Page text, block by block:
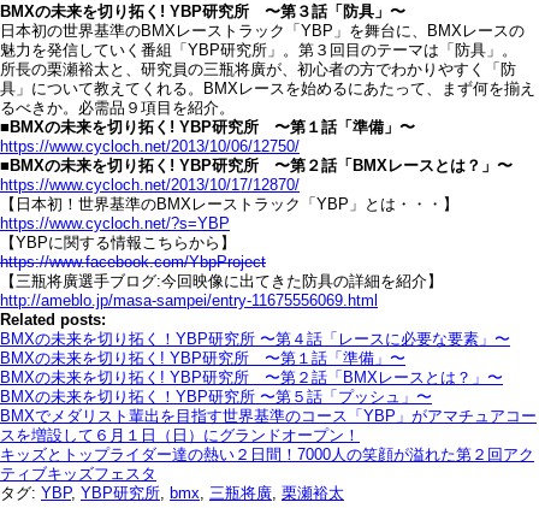
BMXの未来を切り拓く! YBP研究所 〜第３話「防具」〜
日本初の世界基準のBMXレーストラック「YBP」を舞台に、BMXレースの
魅力を発信していく番組「YBP研究所」。第３回目のテーマは「防具」。
所長の栗瀬裕太と、研究員の三瓶将廣が、初心者の方でわかりやすく「防
具」について教えてくれる。BMXレースを始めるにあたって、まず何を揃え
るべきか。必需品９項目を紹介。
■BMXの未来を切り拓く! YBP研究所 〜第１話「準備」〜
https://www.cycloch.net/2013/10/06/12750/
■BMXの未来を切り拓く! YBP研究所 〜第２話「BMXレースとは？」〜
https://www.cycloch.net/2013/10/17/12870/
【日本初！世界基準のBMXレーストラック「YBP」とは・・・】
https://www.cycloch.net/?s=YBP
【YBPに関する情報こちらから】
https://www.facebook.com/YbpProject
【三瓶将廣選手ブログ:今回映像に出てきた防具の詳細を紹介】
http://ameblo.jp/masa-sampei/entry-11675556069.html
Related posts:
BMXの未来を切り拓く！YBP研究所 〜第４話「レースに必要な要素」〜
BMXの未来を切り拓く! YBP研究所 〜第１話「準備」〜
BMXの未来を切り拓く! YBP研究所 〜第２話「BMXレースとは？」〜
BMXの未来を切り拓く！YBP研究所 〜第５話「プッシュ」〜
BMXでメダリスト輩出を目指す世界基準のコース「YBP」がアマチュアコー
スを増設して６月１日（日）にグランドオープン！
キッズとトップライダー達の熱い２日間！7000人の笑顔が溢れた第２回アク
ティブキッズフェスタ
タグ: YBP, YBP研究所 bmx 三瓶将廣 栗瀬裕太